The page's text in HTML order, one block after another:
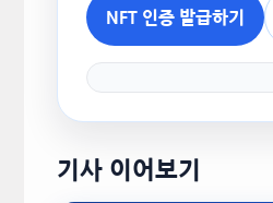
NFT 인증 발급하기
기사 이어보기